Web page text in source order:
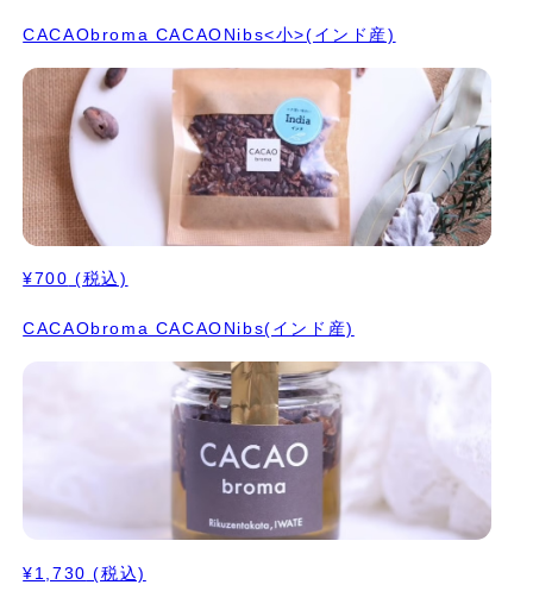
CACAObroma CACAONibs<小>(インド産)
¥700 (税込)
CACAObroma CACAONibs(インド産)
¥1,730 (税込)